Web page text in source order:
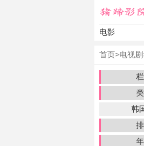
电影
首页>电视剧
韩